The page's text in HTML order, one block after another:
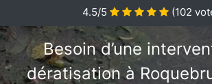
4.5/5
(102
Besoin d’une
dératisation à